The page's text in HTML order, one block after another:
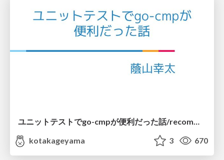
kotakageyama
3 670